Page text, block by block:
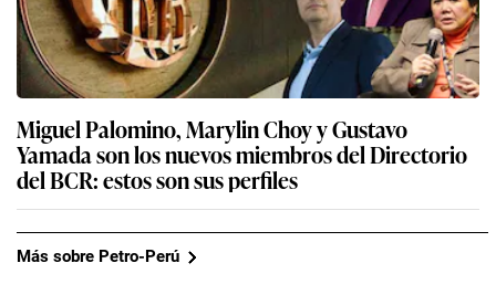
Miguel Palomino, Marylin Choy y Gustavo
Yamada son los nuevos miembros del Directorio
del BCR: estos son sus perfiles
Más sobre Petro-Perú